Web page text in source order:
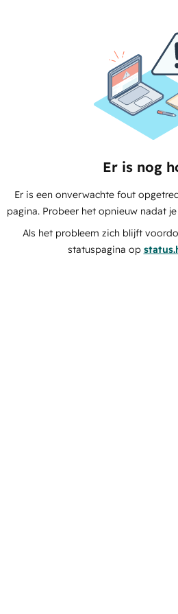
Er is nog
Er is een onverwachte fout
pagina. Probeer het opnieuw nadat
Als het probleem zich blijft
statuspagina op